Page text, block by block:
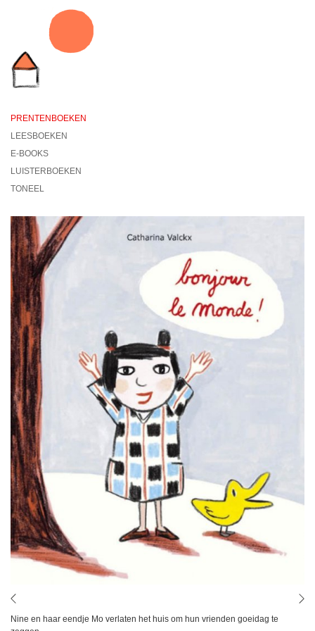
PRENTENBOEKEN
LEESBOEKEN
E-BOOKS
LUISTERBOEKEN
TONEEL
Nine en haar eendje Mo verlaten het huis om hun vrienden goeidag te